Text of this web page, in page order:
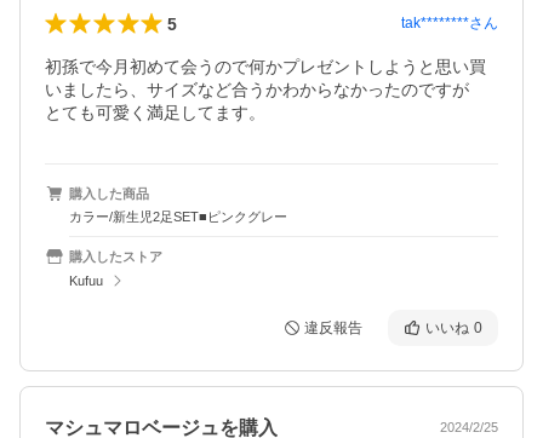
5 tak********さん
初孫で今月初めて会うので何かプレゼントしようと思い買
いましたら、サイズなど合うかわからなかったのですが
とても可愛く満足してます。
購入した商品
カラー/新生児2足SET■ピンクグレー
購入したストア
Kufuu
違反報告 いいね 0
マシュマロベージュを購入 2024/2/25